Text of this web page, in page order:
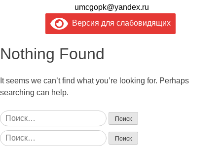
umcgopk@yandex.ru
Версия для слабовидящих
Nothing Found
It seems we can’t find what you’re looking for. Perhaps
searching can help.
Найти:
Найти: